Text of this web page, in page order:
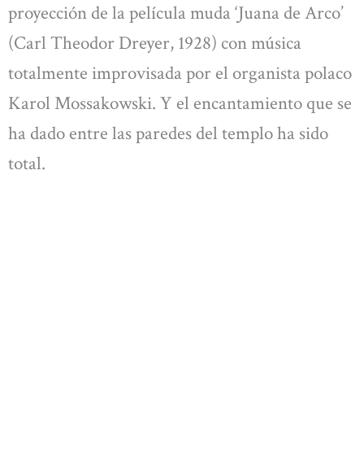
proyección de la película muda ‘Juana de Arco’
(Carl Theodor Dreyer, 1928) con música
totalmente improvisada por el organista polaco
Karol Mossakowski. Y el encantamiento que se
ha dado entre las paredes del templo ha sido
total.